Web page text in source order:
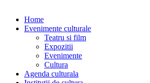
Home
Evenimente culturale
Teatru si film
Expozitii
Evenimente
Cultura
Agenda culturala